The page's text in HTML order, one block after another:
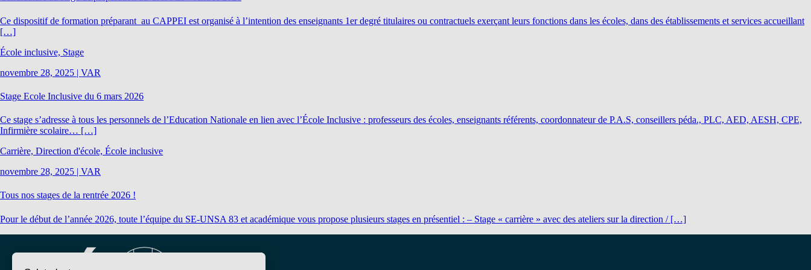
Ce dispositif de formation préparant au CAPPEI est organisé à l’intention des enseignants 1er degré titulaires ou contractuels exerçant leurs fonctions dans les écoles, dans des établissements et services accueillant
[…]
École inclusive, Stage
novembre 28, 2025 | VAR
Stage Ecole Inclusive du 6 mars 2026
Ce stage s’adresse à tous les personnels de l’Education Nationale en lien avec l’École Inclusive : professeurs des écoles, enseignants référents, coordonnateur de P.A.S, conseillers péda., PLC, AED, AESH, CPE,
Infirmière scolaire… […]
Carrière, Direction d'école, École inclusive
novembre 28, 2025 | VAR
Tous nos stages de la rentrée 2026 !
Pour le début de l’année 2026, toute l’équipe du SE-UNSA 83 et académique vous propose plusieurs stages en présentiel : – Stage « carrière » avec des ateliers sur la direction / […]